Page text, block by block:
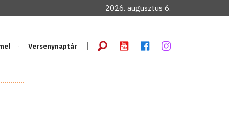
2026. augusztus 6.
Versenynaptár